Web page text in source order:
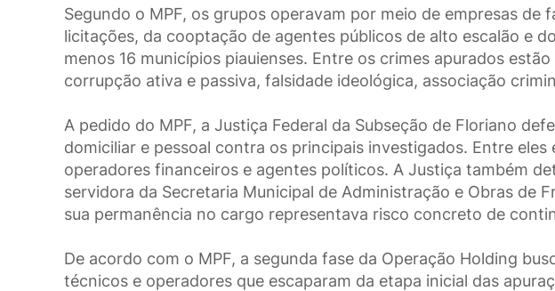
Segundo o MPF, os grupos operavam por meio de empresas de
licitações, da cooptação de agentes públicos de alto escalão e
menos 16 municípios piauienses. Entre os crimes apurados
corrupção ativa e passiva, falsidade ideológica, associação
A pedido do MPF, a Justiça Federal da Subseção de Floriano
domiciliar e pessoal contra os principais investigados. Entre
operadores financeiros e agentes políticos. A Justiça também
servidora da Secretaria Municipal de Administração e Obras de
sua permanência no cargo representava risco concreto de
De acordo com o MPF, a segunda fase da Operação Holding
técnicos e operadores que escaparam da etapa inicial das